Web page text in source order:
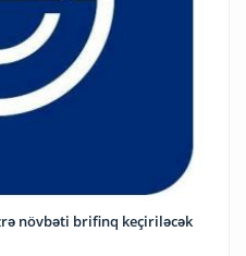
növbəti brifinq keçiriləcək